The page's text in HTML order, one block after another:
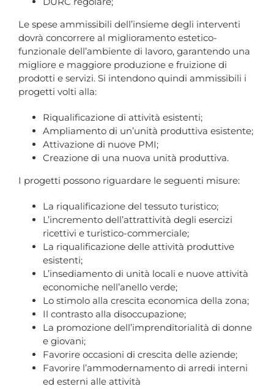
Le spese ammissibili dell’insieme degli interventi
dovrà concorrere al miglioramento estetico-
funzionale dell’ambiente di lavoro, garantendo una
migliore e maggiore produzione e fruizione di
prodotti e servizi. Si intendono quindi ammissibili i
progetti volti alla:
Riqualificazione di attività esistenti;
Ampliamento di un’unità produttiva esistente;
Attivazione di nuove PMI;
Creazione di una nuova unità produttiva.
I progetti possono riguardare le seguenti misure:
La riqualificazione del tessuto turistico;
L’incremento dell’attrattività degli esercizi
ricettivi e turistico-commerciale;
La riqualificazione delle attività produttive
esistenti;
L’insediamento di unità locali e nuove attività
economiche nell’anello verde;
Lo stimolo alla crescita economica della zona;
Il contrasto alla disoccupazione;
La promozione dell’imprenditorialità di donne
e giovani;
Favorire occasioni di crescita delle aziende;
Favorire l’ammodernamento di arredi interni
ed esterni alle attività